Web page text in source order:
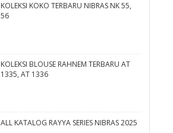
KOLEKSI KOKO TERBARU NIBRAS NK 55,
56
KOLEKSI BLOUSE RAHNEM TERBARU AT
1335, AT 1336
ALL KATALOG RAYYA SERIES NIBRAS 2025